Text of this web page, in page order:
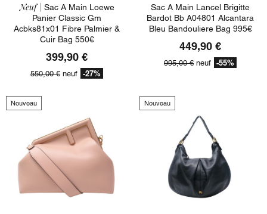
Neuf | Sac A Main Loewe
Panier Classic Gm
Acbks81x01 Fibre Palmier &
Cuir Bag 550€
399,90 €
550,00 € neuf -27%
Sac A Main Lancel Brigitte
Bardot Bb A04801 Alcantara
Bleu Bandouliere Bag 995€
449,90 €
995,00 € neuf -55%
Nouveau Nouveau